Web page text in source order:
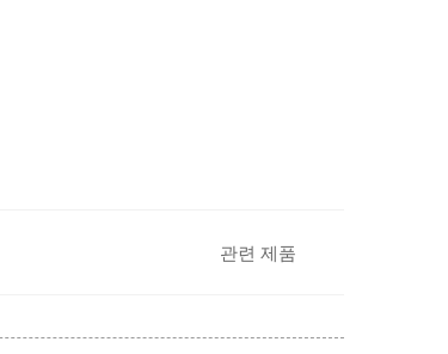
관련 제품